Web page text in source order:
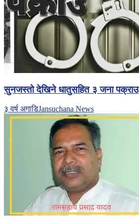
सुनजस्तो देखिने धातुसहित ३ जना पक्राउ
३ वर्ष अगाडिJansuchana News